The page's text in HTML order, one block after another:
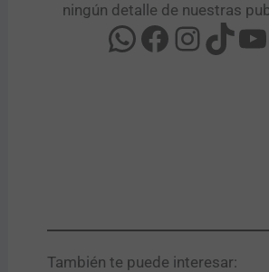
ningún detalle de nuestras
También te puede interesar:​